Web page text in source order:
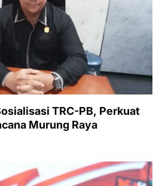
TRC-PB, Perkuat
Murung Raya